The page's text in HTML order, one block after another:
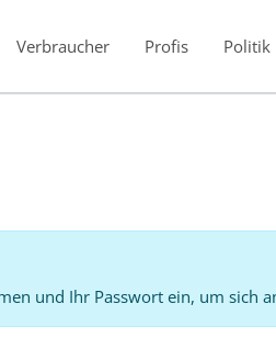
Verbraucher
Profis Politik
und Ihr Passwort ein, um sich